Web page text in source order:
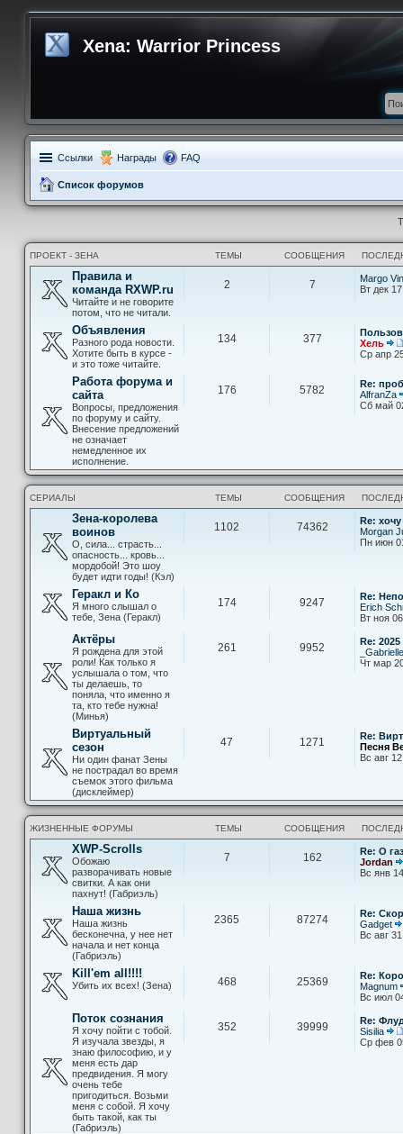
Xena: Warrior Princess
Ссылки Награды FAQ
Список форумов
ПРОЕКТ - ЗЕНА ТЕМЫ СООБЩЕНИЯ
Правила и
команда RXWP.ru
Читайте и не говорите
потом, что не читали.
2 7
Margo
Вт дек
Объявления
Разного рода новости.
Хотите быть в курсе -
и это тоже читайте.
134 377
Хель
Ср апр
Работа форума и
сайта
Вопросы, предложения
по форуму и сайту.
Внесение предложений
не означает
немедленное их
исполнение.
176 5782
Re:
AlfranZa
Сб май
СЕРИАЛЫ ТЕМЫ СООБЩЕНИЯ
Зена-королева
воинов
О, сила... страсть...
опасность... кровь...
мордобой! Это шоу
будет идти годы! (Кэл)
1102 74362
Re:
Morgan
Пн июн
Геракл и Ко
Я много слышал о
тебе, Зена (Геракл)
174 9247
Re:
Erich
Вт ноя
Актёры
Я рождена для этой
роли! Как только я
услышала о том, что
ты делаешь, то
поняла, что именно я
та, кто тебе нужна!
(Минья)
261 9952
Re:
Чт мар
Виртуальный
сезон
Ни один фанат Зены
не пострадал во время
съемок этого фильма
(дисклеймер)
47 1271
Re:
Песня
Вс авг
ЖИЗНЕННЫЕ ФОРУМЫ ТЕМЫ СООБЩЕНИЯ
XWP-Scrolls
Обожаю
разворачивать новые
свитки. А как они
пахнут! (Габриэль)
7 162
Re: О
Jordan
Вс янв
Наша жизнь
Наша жизнь
бесконечна, у нее нет
начала и нет конца
(Габриэль)
2365 87274
Re:
Gadget
Вс авг
Kill'em all!!!!
Убить их всех! (Зена) 468 25369
Re:
Magnum
Вс июл
Поток сознания
Я хочу пойти с тобой.
Я изучала звезды, я
знаю философию, и у
меня есть дар
предвидения. Я могу
очень тебе
пригодиться. Возьми
меня с собой. Я хочу
быть такой, как ты
(Габриэль)
352 39999
Re:
Sisilia
Ср фев